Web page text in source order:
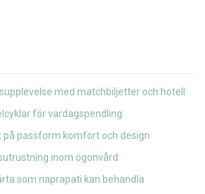
med matchbiljetter och hotell
för vardagspendling
på passform komfort och design
inom ögonvård
som naprapati kan behandla